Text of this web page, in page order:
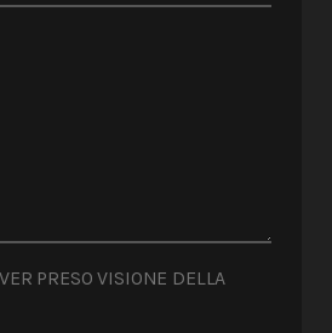
PRESO VISIONE DELLA